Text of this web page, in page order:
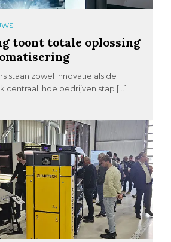
toont totale oplossing
staan zowel innovatie als de
centraal: hoe bedrijven stap […]